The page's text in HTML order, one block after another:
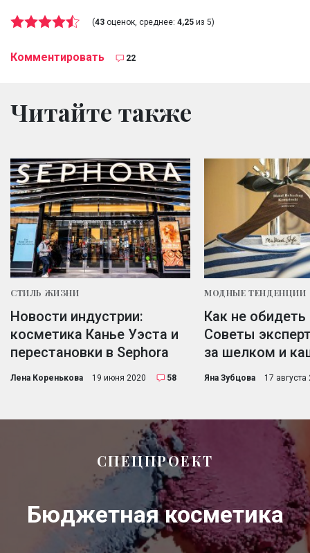
(43 оценок, среднее: 4,25 из 5)
Комментировать 22
Читайте также
СТИЛЬ ЖИЗНИ
Новости индустрии:
косметика Канье Уэста и
перестановки в Sephora
Лена Коренькова 19 июня 2020 58
МОДНЫЕ ТЕНДЕНЦИИ
Как не
Советы
за шелком и
Яна Зубцова 17 августа
СПЕЦПРОЕКТ
Бюджетная косметика